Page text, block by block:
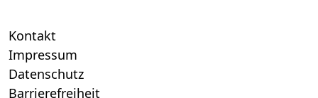
Kontakt
Impressum
Datenschutz
Barrierefreiheit